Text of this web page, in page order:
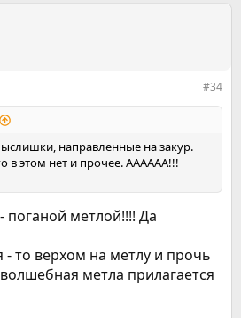
#34
направленные на закур.
в этом нет и прочее. АААААА!!!
метлой!!!! Да
- то верхом на метлу и прочь
метла прилагается